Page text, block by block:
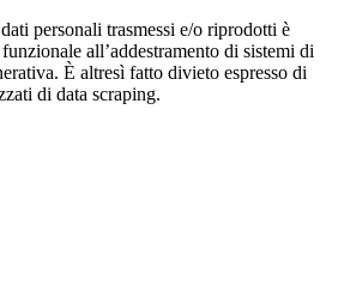
personali trasmessi e/o riprodotti è
all’addestramento di sistemi di
È altresì fatto divieto espresso di
di data scraping.